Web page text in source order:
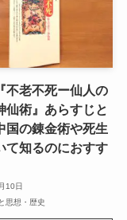
の旅～狂気と愛
の魅力とベルニ
歴史
不老不死ー仙人の
仙術』あらすじと
国の錬金術や死生
て知るのにおすす
10日
思想・歴史